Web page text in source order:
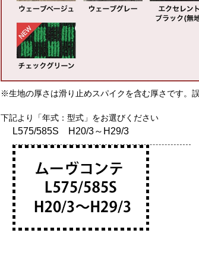
※生地の厚さは滑り止めスパイクを含む厚さです。
下記より「年式：型式」をお選びください
L575/585S H20/3～H29/3